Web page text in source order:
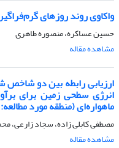
واکاوی روند روزهای
حسین عساکره، منصوره طاهری
مشاهده مقاله
ارزیابی رابطه بین دو شاخص
انرژی سطحی زمین برای
ماهواره‌ای (منطقه مورد
مصطفی کابلی زاده، سجاد زارعی،
مشاهده مقاله